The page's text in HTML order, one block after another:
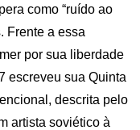
como “ruído ao
Frente a essa
por sua liberdade
escreveu sua Quinta
descrita pelo
artista soviético à